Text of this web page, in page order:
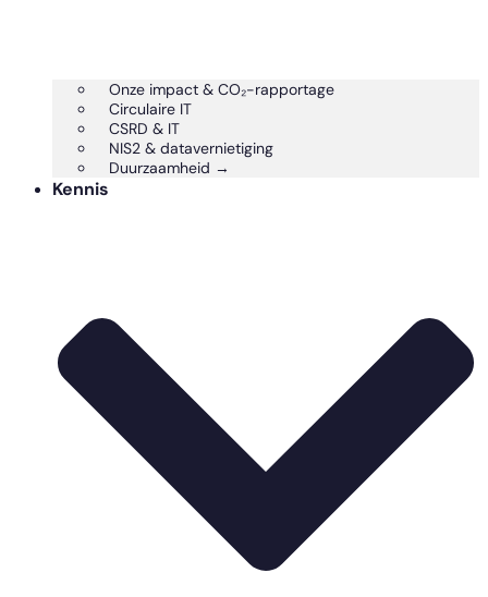
Onze impact & CO₂-rapportage
Circulaire IT
CSRD & IT
NIS2 & datavernietiging
Duurzaamheid →
Kennis